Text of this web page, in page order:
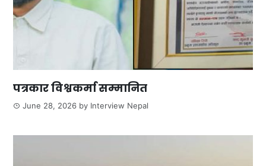
पत्रकार विश्वकर्मा सम्मानित
June 28, 2026 by Interview Nepal